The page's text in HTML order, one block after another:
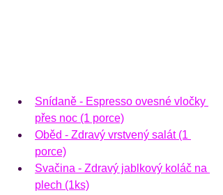
Snídaně - Espresso ovesné vločky
přes noc (1 porce)
Oběd - Zdravý vrstvený salát (1
porce)
Svačina - Zdravý jablkový koláč na
plech (1ks)